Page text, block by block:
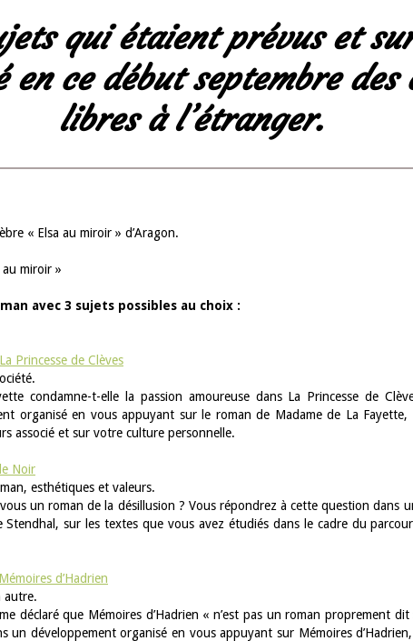
qui étaient prévus et
en ce début septembre des
libres à l’étranger.
« Elsa au miroir » d’Aragon.
miroir »
avec 3 sujets possibles au choix :
Princesse de Clèves
condamne-t-elle la passion amoureuse dans La Princesse de
organisé en vous appuyant sur le roman de Madame de La
associé et sur votre culture personnelle.
Noir
esthétiques et valeurs.
un roman de la désillusion ? Vous répondrez à cette question dans
sur les textes que vous avez étudiés dans le cadre du
d’Hadrien
autre.
déclaré que Mémoires d’Hadrien « n’est pas un roman proprement dit
un développement organisé en vous appuyant sur Mémoires